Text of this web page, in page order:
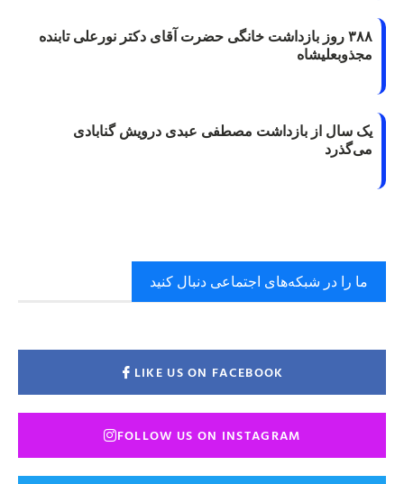
۳۸۸ روز بازداشت خانگی حضرت آقای دکتر نورعلی تابنده
مجذوبعلیشاه
یک سال از بازداشت مصطفی عبدی درویش گنابادی
می‌گذرد
ما را در شبکه‌های اجتماعی دنبال کنید
LIKE US ON FACEBOOK
FOLLOW US ON INSTAGRAM